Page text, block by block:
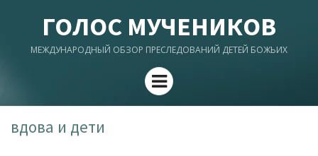
ГОЛОС МУЧЕНИКОВ
МЕЖДУНАРОДНЫЙ ОБЗОР ПРЕСЛЕДОВАНИЙ ДЕТЕЙ БОЖЬИХ
Menu
вдова и дети